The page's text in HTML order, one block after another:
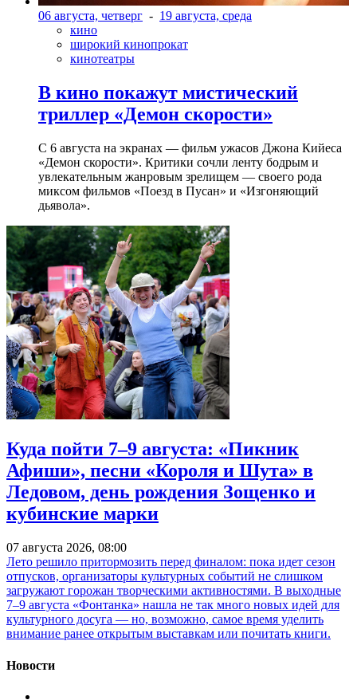
06 августа, четверг - 19 августа, среда
кино
широкий кинопрокат
кинотеатры
В кино покажут мистический
триллер «Демон скорости»
С 6 августа на экранах — фильм ужасов Джона Кийеса
«Демон скорости». Критики сочли ленту бодрым и
увлекательным жанровым зрелищeм — своего рода
миксом фильмов «Поезд в Пусан» и «Изгоняющий
дьявола».
Куда пойти 7–9 августа: «Пикник
Афиши», песни «Короля и Шута» в
Ледовом, день рождения Зощенко и
кубинские марки
07 августа 2026, 08:00
Лето решило притормозить перед финалом: пока идет сезон
отпусков, организаторы культурных событий не слишком
загружают горожан творческими активностями. В выходные
7–9 августа «Фонтанка» нашла не так много новых идей для
культурного досуга — но, возможно, самое время уделить
внимание ранее открытым выставкам или почитать книги.
Новости